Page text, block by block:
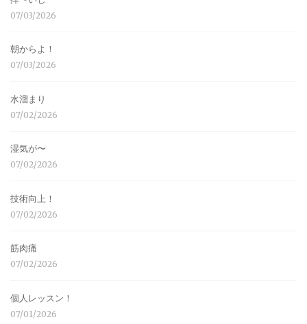
07/03/2026
朝からよ！
07/03/2026
水溜まり
07/02/2026
湿気が〜
07/02/2026
技術向上！
07/02/2026
筋肉痛
07/02/2026
個人レッスン！
07/01/2026